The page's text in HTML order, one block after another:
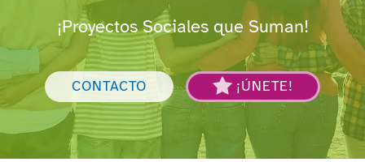
¡Proyectos Sociales que Suman!
CONTACTO ¡ÚNETE!